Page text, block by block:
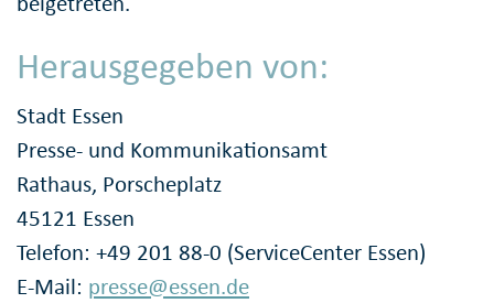
Herausgegeben von:
Stadt Essen
Presse- und Kommunikationsamt
Rathaus, Porscheplatz
45121 Essen
Telefon: +49 201 88-0 (ServiceCenter Essen)
E-Mail: presse@essen.de